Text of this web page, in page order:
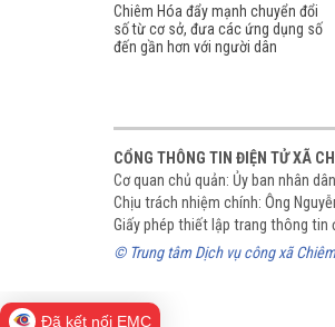
Chiêm Hóa đẩy mạnh chuyển đổi
số từ cơ sở, đưa các ứng dụng số
đến gần hơn với người dân
CỔNG THÔNG TIN ĐIỆN TỬ XÃ
Cơ quan chủ quản: Ủy ban nhân
Chịu trách nhiệm chính: Ông
Giấy phép thiết lập trang thông tin
© Trung tâm Dịch vụ công xã
Đã kết nối EMC